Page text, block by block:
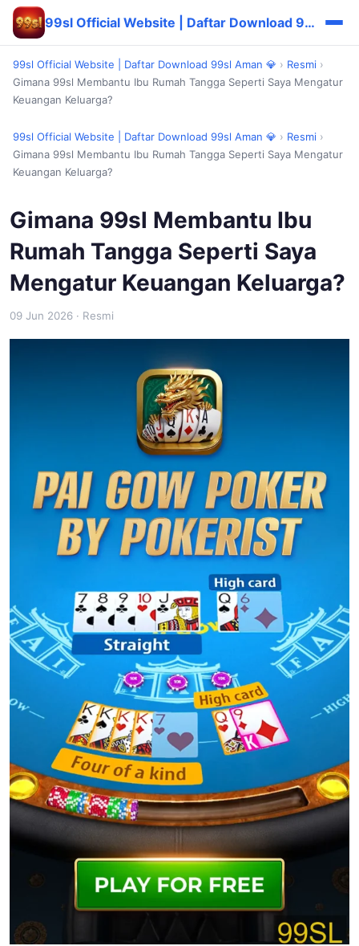
99sl Official Website | Daftar Download 99sl Aman 💎
99sl Official Website | Daftar Download 99sl Aman 💎 › Resmi ›
Gimana 99sl Membantu Ibu Rumah Tangga Seperti Saya Mengatur
Keuangan Keluarga?
99sl Official Website | Daftar Download 99sl Aman 💎 › Resmi ›
Gimana 99sl Membantu Ibu Rumah Tangga Seperti Saya Mengatur
Keuangan Keluarga?
Gimana 99sl Membantu Ibu
Rumah Tangga Seperti Saya
Mengatur Keuangan Keluarga?
09 Jun 2026 · Resmi